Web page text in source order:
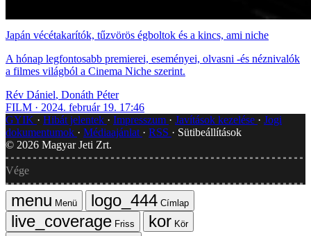
Japán vécétakarítók, tűzvörös égboltok és a kincs, ami niche
A hónap legfontosabb premierei, eseményei, olvasni -és néznivalók
a filmes világból a Cinema Niche szerint.
Rév Dániel, Donáth Péter
FILM
2024. február 19. 17:46
GYIK
Hibát jelentek Impresszum Javítások kezelése
Jogi
dokumentumok
Médiaajánlat RSS
Sütibeállítások
© 2026 Magyar Jeti Zrt.
Vége
Menü
Címlap
Friss
Kör